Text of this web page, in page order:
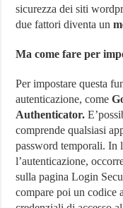
sicurezza dei siti
due fattori diventa un
Ma come fare per
Per impostare questa
autenticazione, come
Authenticator.
comprende qualsiasi
password temporali. In
l’autenticazione,
sulla pagina Login
compare poi un codice